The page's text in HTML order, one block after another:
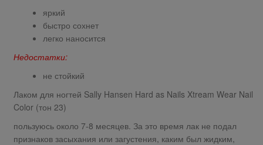
яркий
быстро сохнет
легко наносится
Недостатки:
не стойкий
Лаком для ногтей Sally Hansen Hard as Nails Xtream Wear Nail
Color (тон 23)
пользуюсь около 7-8 месяцев. За это время лак не подал
признаков засыхания или загустения, каким был жидким,